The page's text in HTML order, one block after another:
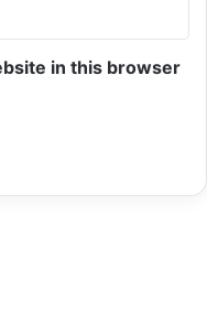
in this browser